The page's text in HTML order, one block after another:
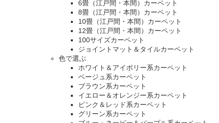
6畳（江戸間・本間）カーペット
8畳（江戸間・本間）カーペット
10畳（江戸間・本間）カーペット
12畳（江戸間・本間）カーペット
100サイズカーペット
ジョイントマット＆タイルカーペット
色で選ぶ
ホワイト＆アイボリー系カーペット
ベージュ系カーペット
ブラウン系カーペット
イエロー＆オレンジー系カーペット
ピンク＆レッド系カーペット
グリーン系カーペット